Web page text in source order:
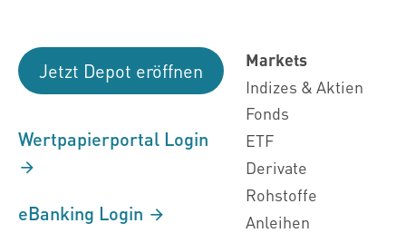
Jetzt Depot eröffnen
Wertpapierportal Login
eBanking Login
Markets
Indizes & Aktien
Fonds
ETF
Derivate
Rohstoffe
Anleihen